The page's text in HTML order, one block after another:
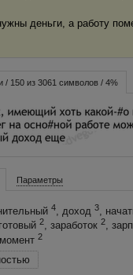
деньги, а работу
/ 150 из 3061 символов / 4%
Параметры
4, доход 3,
2, заработок 2,
2